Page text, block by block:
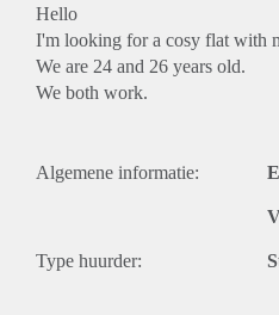
Hello
I'm looking for a cosy flat with
We are 24 and 26 years old.
We both work.
Algemene informatie:
Type huurder: